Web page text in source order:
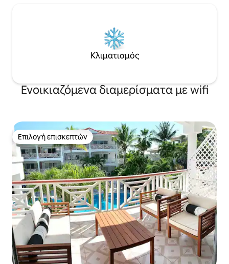
Κλιματισμός
Ενοικιαζόμενα διαμερίσματα με wifi
Επιλογή επισκεπτών
Επιλογή επισκεπτών